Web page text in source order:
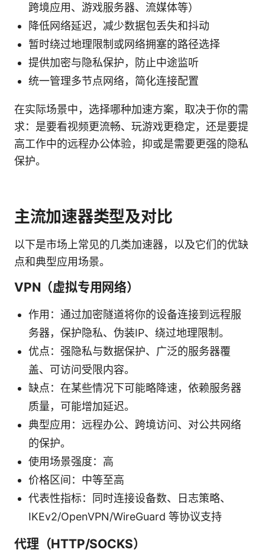
跨境应用、游戏服务器、流媒体等）
降低网络延迟，减少数据包丢失和抖动
暂时绕过地理限制或网络拥塞的路径选择
提供加密与隐私保护，防止中途监听
统一管理多节点网络，简化连接配置
在实际场景中，选择哪种加速方案，取决于你的需
求：是要看视频更流畅、玩游戏更稳定，还是要提
高工作中的远程办公体验，抑或是需要更强的隐私
保护。
主流加速器类型及对比
以下是市场上常见的几类加速器，以及它们的优缺
点和典型应用场景。
VPN（虚拟专用网络）
作用：通过加密隧道将你的设备连接到远程服
务器，保护隐私、伪装IP、绕过地理限制。
优点：强隐私与数据保护、广泛的服务器覆
盖、可访问受限内容。
缺点：在某些情况下可能略降速，依赖服务器
质量，可能增加延迟。
典型应用：远程办公、跨境访问、对公共网络
的保护。
使用场景强度：高
价格区间：中等至高
代表性指标：同时连接设备数、日志策略、
IKEv2/OpenVPN/WireGuard 等协议支持
代理（HTTP/SOCKS）